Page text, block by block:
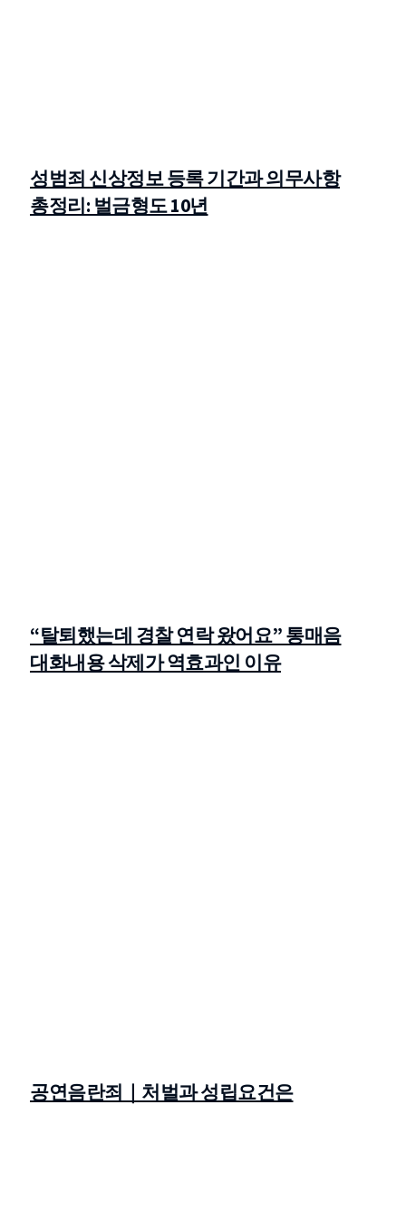
성범죄 신상정보 등록 기간과 의무사항
총정리: 벌금형도 10년
“탈퇴했는데 경찰 연락 왔어요” 통매음
대화내용 삭제가 역효과인 이유
공연음란죄｜처벌과 성립요건은